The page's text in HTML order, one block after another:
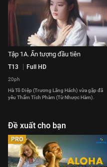
Tập 1A. Ấn tượng đầu tiên
T13 Full HD
20ph
Hà Tô Diệp (Trương Lăng Hách) vừa gặp đã
yêu Thẩm Tích Phàm (Từ Nhược Hàm).
Đề xuất cho bạn
PRO